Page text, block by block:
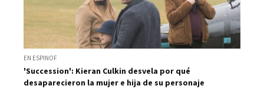
EN ESPINOF
'Succession': Kieran Culkin desvela por qué
desaparecieron la mujer e hija de su personaje